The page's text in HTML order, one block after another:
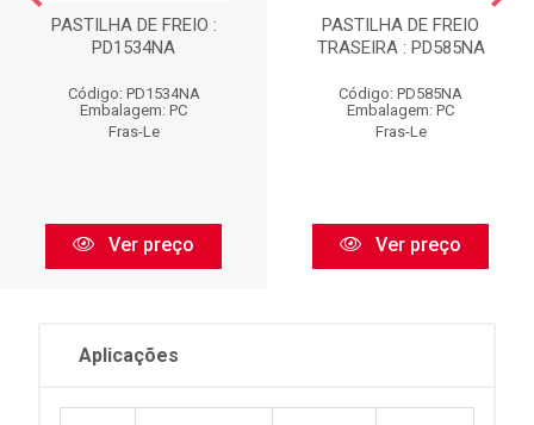
PASTILHA DE FREIO :
PD1534NA
Código: PD1534NA
Embalagem: PC
Fras-Le
Ver preço
PASTILHA DE FREIO
TRASEIRA : PD585NA
Código: PD585NA
Embalagem: PC
Fras-Le
Ver preço
Aplicações